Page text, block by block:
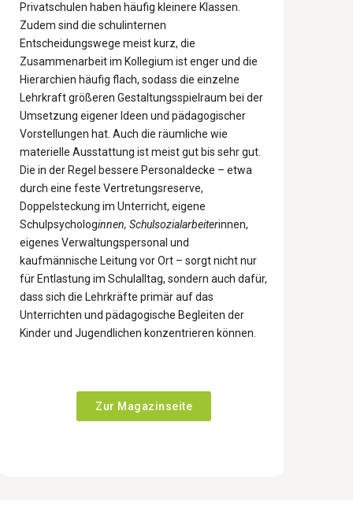
Privatschulen haben häufig kleinere Klassen.
Zudem sind die schulinternen
Entscheidungswege meist kurz, die
Zusammenarbeit im Kollegium ist enger und die
Hierarchien häufig flach, sodass die einzelne
Lehrkraft größeren Gestaltungsspielraum bei der
Umsetzung eigener Ideen und pädagogischer
Vorstellungen hat. Auch die räumliche wie
materielle Ausstattung ist meist gut bis sehr gut.
Die in der Regel bessere Personaldecke – etwa
durch eine feste Vertretungsreserve,
Doppelsteckung im Unterricht, eigene
Schulpsychologinnen, Schulsozialarbeiterinnen,
eigenes Verwaltungspersonal und
kaufmännische Leitung vor Ort – sorgt nicht nur
für Entlastung im Schulalltag, sondern auch dafür,
dass sich die Lehrkräfte primär auf das
Unterrichten und pädagogische Begleiten der
Kinder und Jugendlichen konzentrieren können.
Zur Magazinseite